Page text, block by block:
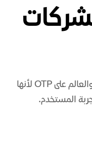
تعتمد آلاف الشركات في السعودية والعالم على OTP لأنها
المستخدم.